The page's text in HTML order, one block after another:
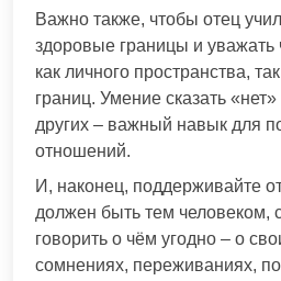
Важно также, чтобы отец
здоровые границы и уважать
как личного пространства,
границ. Умение сказать
других – важный навык для
отношений.
И, наконец, поддерживайте
должен быть тем человеком,
говорить о чём угодно – о
сомнениях, переживаниях,